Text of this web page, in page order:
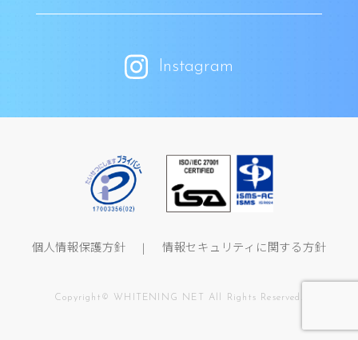
Instagram
個人情報保護方針 情報セキュリティに関する方針
Copyright© WHITENING NET All Rights Reserved.